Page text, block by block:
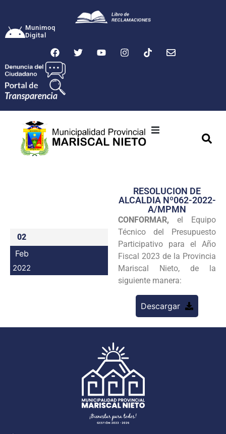
Munimoq
Digital
Transparencia
Seguridad
Programas
Intranet
02
Feb
2022
RESOLUCION DE
ALCALDIA Nº062-2022-
A/MPMN
CONFORMAR, el Equipo
Técnico del Presupuesto
Participativo para el Año
Fiscal 2023 de la Provincia
Mariscal Nieto, de la
siguiente manera:
Descargar